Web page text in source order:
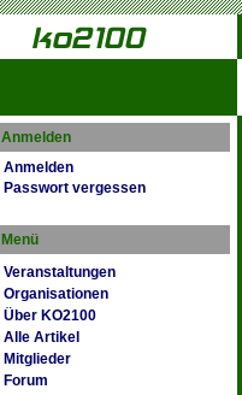
Anmelden
Anmelden
Passwort vergessen
Menü
Veranstaltungen
Organisationen
Über KO2100
Alle Artikel
Mitglieder
Forum